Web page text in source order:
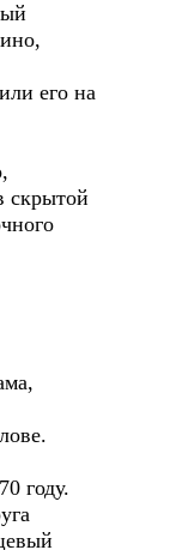
его на
скрытой
году.